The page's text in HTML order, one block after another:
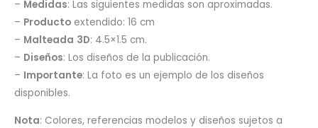
– Medidas: Las siguientes medidas son aproximadas.
– Producto extendido: 16 cm
– Malteada 3D: 4.5×1.5 cm.
– Diseños: Los diseños de la publicación.
– Importante: La foto es un ejemplo de los diseños
disponibles.
Nota: Colores, referencias modelos y diseños sujetos a